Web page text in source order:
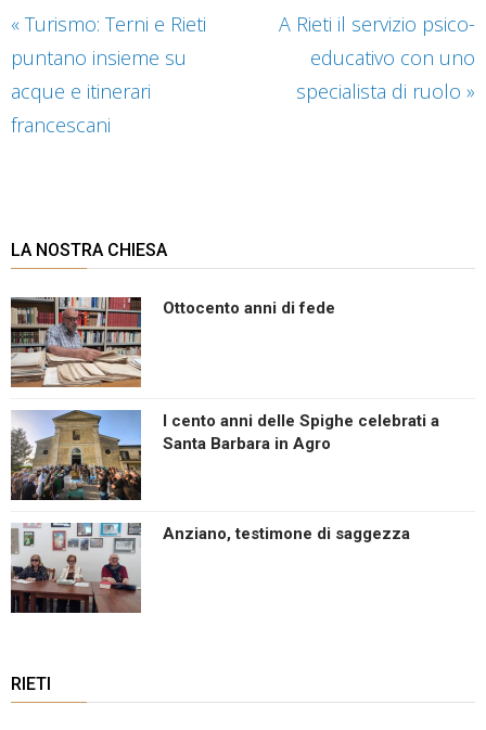
« Turismo: Terni e Rieti
puntano insieme su
acque e itinerari
francescani
A Rieti il servizio psico-
educativo con uno
specialista di ruolo »
LA NOSTRA CHIESA
Ottocento anni di fede
I cento anni delle Spighe celebrati a
Santa Barbara in Agro
Anziano, testimone di saggezza
RIETI